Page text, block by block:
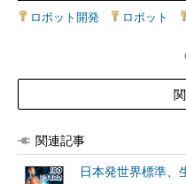
ロボット開発 ロボット
関連記事
日本発世界標準、